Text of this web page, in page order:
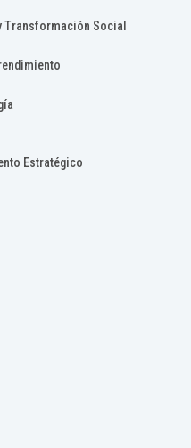
Transformación Social
Estratégico